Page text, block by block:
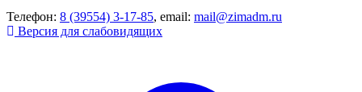
Телефон: 8 (39554) 3-17-85, email: mail@zimadm.ru
Версия для слабовидящих